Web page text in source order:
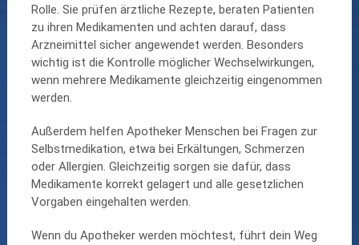
Rolle. Sie prüfen ärztliche Rezepte, beraten Patienten
zu ihren Medikamenten und achten darauf, dass
Arzneimittel sicher angewendet werden. Besonders
wichtig ist die Kontrolle möglicher Wechselwirkungen,
wenn mehrere Medikamente gleichzeitig eingenommen
werden.
Außerdem helfen Apotheker Menschen bei Fragen zur
Selbstmedikation, etwa bei Erkältungen, Schmerzen
oder Allergien. Gleichzeitig sorgen sie dafür, dass
Medikamente korrekt gelagert und alle gesetzlichen
Vorgaben eingehalten werden.
Wenn du Apotheker werden möchtest, führt dein Weg